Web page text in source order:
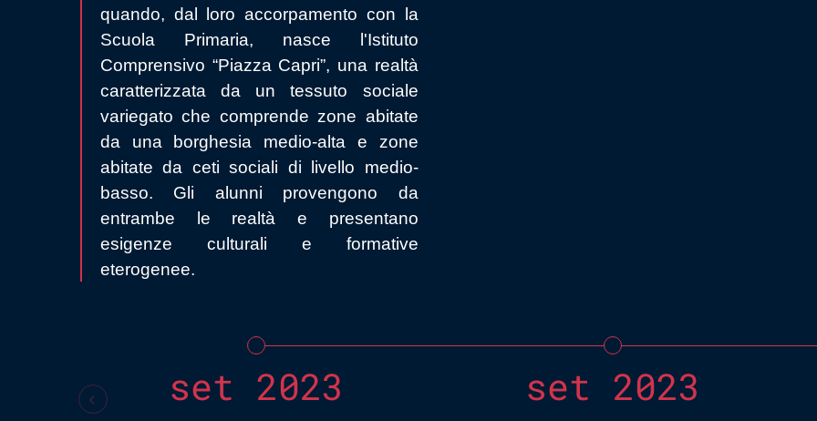
quando, dal loro accorpamento con la
Scuola Primaria, nasce l'Istituto
Comprensivo “Piazza Capri”, una realtà
caratterizzata da un tessuto sociale
variegato che comprende zone abitate
da una borghesia medio-alta e zone
abitate da ceti sociali di livello medio-
basso. Gli alunni provengono da
entrambe le realtà e presentano
esigenze culturali e formative
eterogenee.
set 2023 set 2023